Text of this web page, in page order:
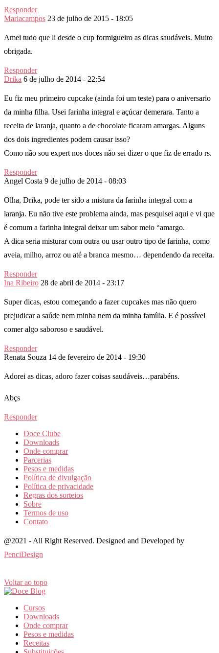
Responder
Mariacampos 23 de julho de 2015 - 18:05
Amei tudo que li desde o cup formigueiro as dicas saudáveis. Muito
obrigada.
Responder
Drika 6 de julho de 2014 - 22:54
Eu fiz meu primeiro cupcake (ainda foi um teste) para o aniversario
da minha filha. Usei farinha integral e açúcar demerara. Tanto a
receita de laranja, quanto a de chocolate ficaram amargas. Alguns
dos dois ingredientes podem causar isso?
Como não sou expert nos doces não sei dizer o que fiz de errado rs.
Responder
Angel Costa 9 de julho de 2014 - 08:03
Olha, Drika, pode ter sido a mistura da farinha integral com a
laranja. Eu não tive este problema ainda, mas pesquisei aqui e vi que
é comum a farinha integral deixar um sabor meio “amargo.
A dica seria misturar com outra ou usar outro tipo de farinha, como
aveia, milho, arroz ou até a branca mesmo… dependendo da receita.
Responder
Ina Ribeiro 28 de abril de 2014 - 23:17
Super dicas, estou começando a fazer cupcakes mas não quero
prejudicar a saúde nem minha nem da minha família. E é possível
comer algo saboroso e saudável.
Responder
Renata Souza 14 de fevereiro de 2014 - 19:30
Adorei as dicas, adoro fazer coisas saudáveis…parabéns.
Abçs
Responder
Doce Clube
Downloads
Onde comprar
Parcerias
Pesos e medidas
Política de divulgação
Política de privacidade
Regras dos sorteios
Sobre
Termos de uso
Contato
@2021 - All Right Reserved. Designed and Developed by
PenciDesign
Voltar ao topo
Cursos
Downloads
Onde comprar
Pesos e medidas
Receitas